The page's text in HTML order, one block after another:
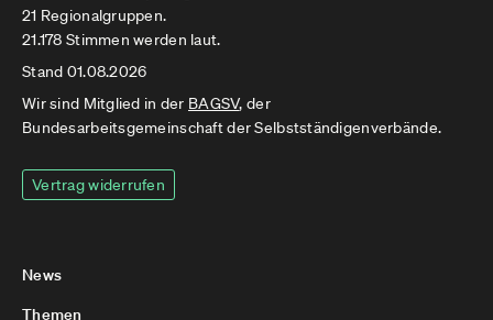
21 Regionalgruppen.
21.178 Stimmen werden laut.
Stand 01.08.2026
Wir sind Mitglied in der BAGSV, der
Bundesarbeitsgemeinschaft der Selbstständigenverbände.
Vertrag widerrufen
News
Themen